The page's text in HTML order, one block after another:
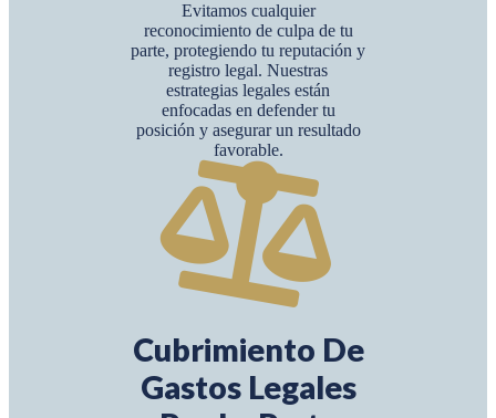
Evitamos cualquier
reconocimiento de culpa de tu
parte, protegiendo tu reputación y
registro legal. Nuestras
estrategias legales están
enfocadas en defender tu
posición y asegurar un resultado
favorable.
Cubrimiento De
Gastos Legales